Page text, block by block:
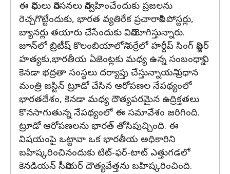
ఈ నిధులు నిరసనలు నిర్వహించేందుకు ప్రజలను
రెచ్చగొట్టేందుకు, భారత వ్యతిరేక ప్రచారానికి పోస్టర్లు,
బ్యానర్లు తయారు చేసేందుకు వినియోగిస్తున్నారు.
జూన్‌లో బ్రిటీష్ కొలంబియాలోని సర్రేలో హర్దీప్ సింగ్ నిజ్జర్
హత్యకు,భారతీయ ఏజెంట్లకు మధ్య ఉన్న సంబంధాన్ని
కెనడా భద్రతా సంస్థలు దర్యాప్తు చేస్తున్నాయని ప్రధాన
మంత్రి జస్టిన్ ట్రూడో చేసిన ఆరోపణల నేపథ్యంలో
భారతదేశం, కెనడా మధ్య దౌత్యపరమైన ఉద్రిక్తతలు
కొనసాగుతున్న నేపథ్యంలో ఈ సమావేశం జరిగింది.
ట్రూడో ఆరోపణలను భారత్ తోసిపుచ్చింది. ఈ
విషయంపై ఒట్టావా ఒక భారతీయ అధికారిని
బహిష్కరించినందుకు టిట్-ఫర్-టాట్ ఎత్తుగడలో
కెనడియన్ సీనియర్ దౌత్యవేత్తను బహిష్కరించింది.